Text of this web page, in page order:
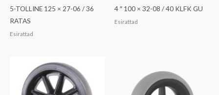
5-TOLLINE 125 × 27-06 / 36
RATAS
Esirattad
4 ″ 100 × 32-08 / 40 KLFK GU
Esirattad